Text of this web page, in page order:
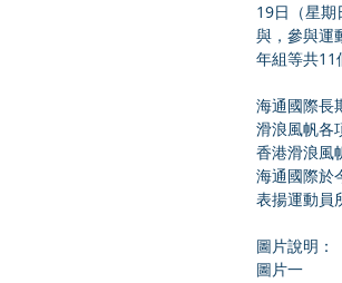
19日（星
與，參與運
年組等共11
海通國際長
滑浪風帆各
香港滑浪風
海通國際於
表揚運動員
圖片說明：
圖片一